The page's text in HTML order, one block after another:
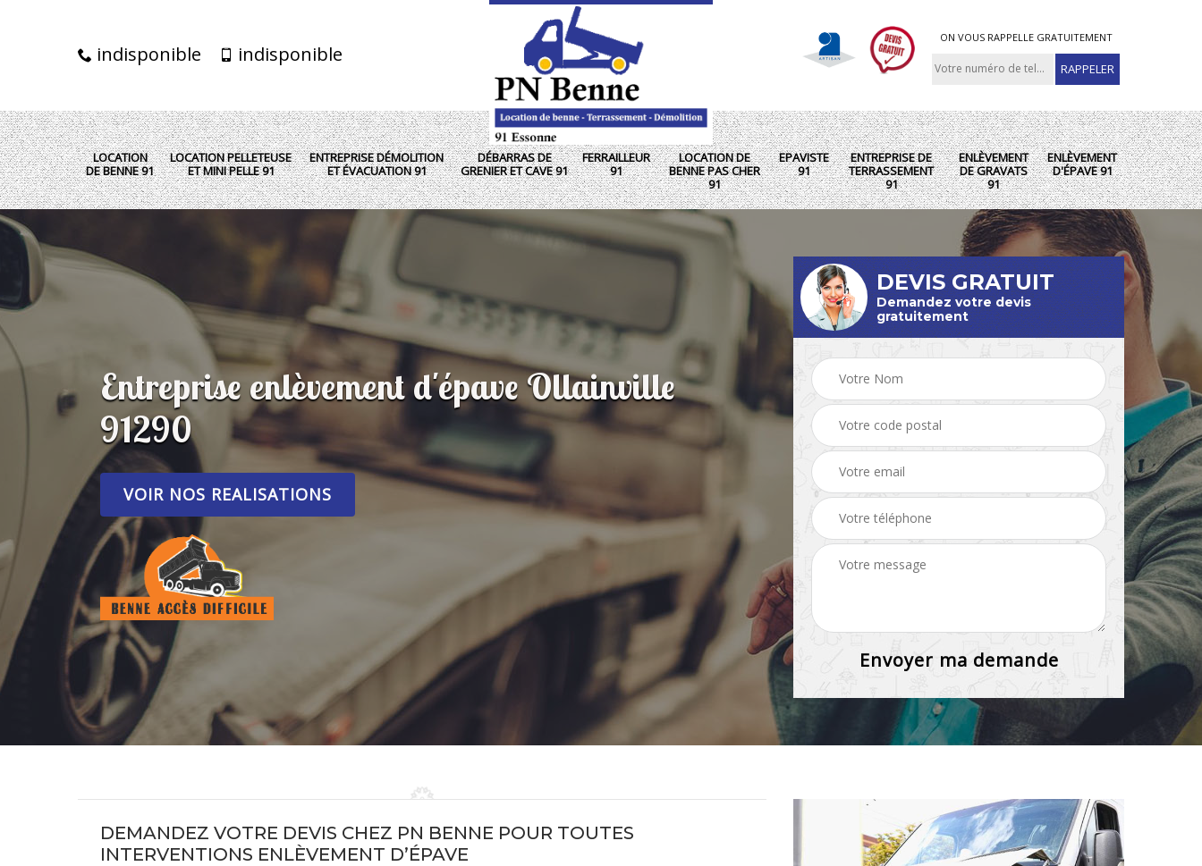
indisponible indisponible
ON VOUS RAPPELLE GRATUITEMENT
LOCATION
DE BENNE 91
LOCATION PELLETEUSE
ET MINI PELLE 91
ENTREPRISE DÉMOLITION
ET ÉVACUATION 91
DÉBARRAS DE
GRENIER ET CAVE 91
FERRAILLEUR
91
LOCATION DE
BENNE PAS CHER
91
EPAVISTE
91
ENTREPRISE DE
TERRASSEMENT
91
ENLÈVEMENT
DE GRAVATS
91
ENLÈVEMENT
D'ÉPAVE 91
Entreprise enlèvement d'épave Ollainville
91290
VOIR NOS REALISATIONS
DEVIS GRATUIT
Demandez votre devis
gratuitement
DEMANDEZ VOTRE DEVIS CHEZ PN BENNE POUR TOUTES
INTERVENTIONS ENLÈVEMENT D’ÉPAVE